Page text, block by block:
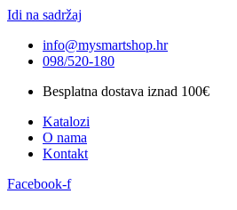
Idi na sadržaj
info@mysmartshop.hr
098/520-180
Besplatna dostava iznad 100€
Katalozi
O nama
Kontakt
Facebook-f